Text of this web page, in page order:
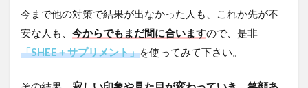
今まで他の対策で結果が出なかった人も、これか先が不
安な人も、 今からでもまだ間に合いますので、是非
「SHEE＋サプリメント」を使ってみて下さい。